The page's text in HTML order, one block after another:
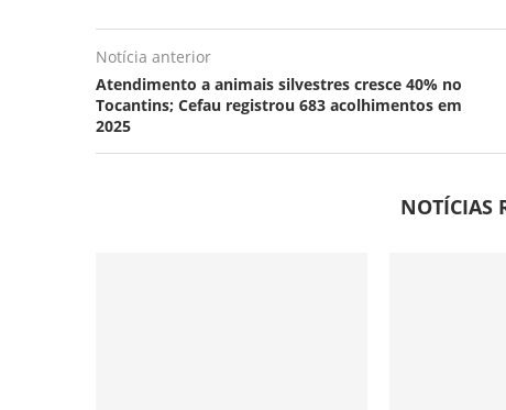
Notícia anterior
Atendimento a animais silvestres cresce 40% no
Tocantins; Cefau registrou 683 acolhimentos em
2025
NOTÍCIAS